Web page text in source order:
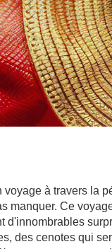
voyage à travers la
manquer. Ce
d'innombrables
des cenotes qui